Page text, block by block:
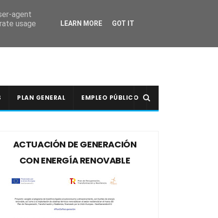
PLAN GENERAL EMPLEO PÚBLICO
ACTUACIÓN DE GENERACIÓN
CON ENERGÍA RENOVABLE
agent
usage
LEARN MORE GOT IT